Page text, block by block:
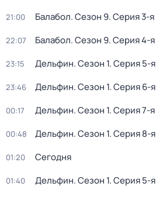
21:00 Балабол. Сезон 9. Серия 3-я
22:07 Балабол. Сезон 9. Серия 4-я
23:15 Дельфин. Сезон 1. Серия 5-я
23:46 Дельфин. Сезон 1. Серия 6-я
00:17 Дельфин. Сезон 1. Серия 7-я
00:48 Дельфин. Сезон 1. Серия 8-я
01:20 Сегодня
01:40 Дельфин. Сезон 1. Серия 5-я